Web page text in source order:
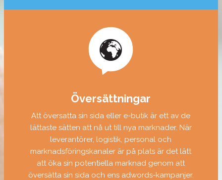
Översättningar
Att översatta sin sida eller e-butik är ett av de
lättaste sätten att nå ut till nya marknader. När
leverantörer, logistik, personal och
marknadsföringskanaler är på plats är det lätt
att öka sin potentiella marknad genom att
översätta sin sida och ens adwords-kampanjer.